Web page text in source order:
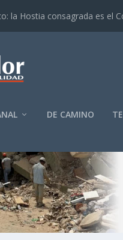
la Hostia consagrada es el
DE CAMINO